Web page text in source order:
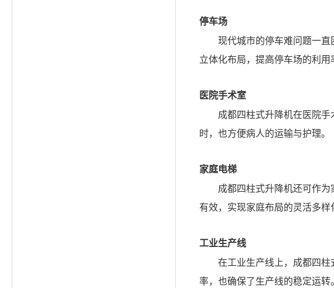
停车场
现代城市的停车难问题一
立体化布局，提高停车场的利用
医院手术室
成都四柱式升降机在医院
时，也方便病人的运输与护理。
家庭电梯
成都四柱式升降机还可作
有效，实现家庭布局的灵活多样
工业生产线
在工业生产线上，成都四
率，也确保了生产线的稳定运转。